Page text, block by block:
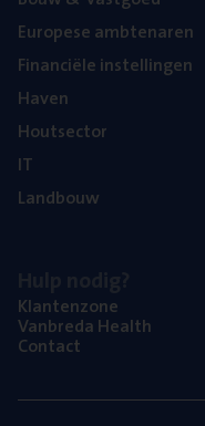
Euro­pe­se ambtenaren
Finan­ci­ë­le instellingen
Haven
Hout­sec­tor
IT
Land­bouw
Klan­ten­zo­ne
Van­b­re­da Health
Con­tact